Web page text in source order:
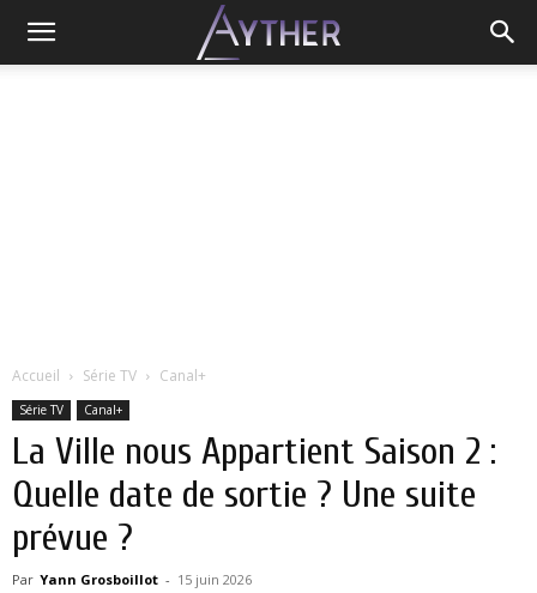
Accueil Série TV Canal+
Série TV Canal+
La Ville nous Appartient Saison 2 :
Quelle date de sortie ? Une suite
prévue ?
Par Yann Grosboillot - 15 juin 2026